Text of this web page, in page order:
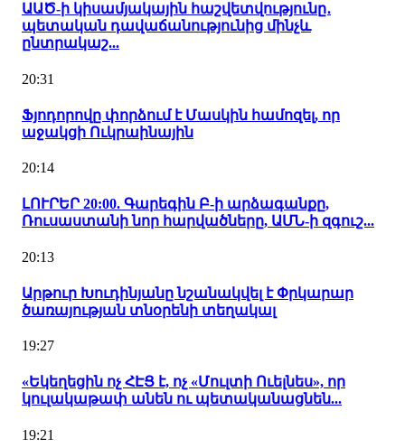
ԱԱԾ-ի կիսամյակային հաշվետվությունը․
պետական դավաճանությունից մինչև
ընտրակաշ...
20:31
Ֆյոդորովը փորձում է Մասկին համոզել, որ
աջակցի Ուկրաինային
20:14
ԼՈՒՐԵՐ 20:00. Գարեգին Բ-ի արձագանքը,
Ռուսաստանի նոր հարվածները, ԱՄՆ-ի զգուշ...
20:13
Արթուր Խուդինյանը նշանակվել է Փրկարար
ծառայության տնօրենի տեղակալ
19:27
«Եկեղեցին ոչ ՀԷՑ է, ոչ «Մուլտի Ուելնես», որ
կուլակաթափ անեն ու պետականացնեն...
19:21